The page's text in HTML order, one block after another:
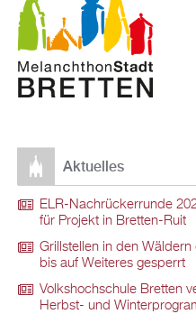
Aktuelles
ELR-Nachrückerrunde
für Projekt in Bretten-Ruit
Grillstellen in den
bis auf Weiteres gesperrt
Volkshochschule Bretten
Herbst- und